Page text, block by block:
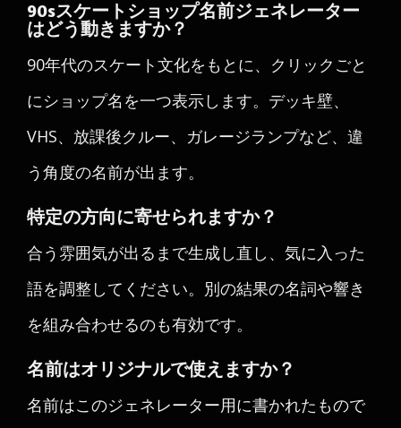
90sスケートショップ名前ジェネレーター
はどう動きますか？
90年代のスケート文化をもとに、クリックごと
にショップ名を一つ表示します。デッキ壁、
VHS、放課後クルー、ガレージランプなど、違
う角度の名前が出ます。
特定の方向に寄せられますか？
合う雰囲気が出るまで生成し直し、気に入った
語を調整してください。別の結果の名詞や響き
を組み合わせるのも有効です。
名前はオリジナルで使えますか？
名前はこのジェネレーター用に書かれたもので